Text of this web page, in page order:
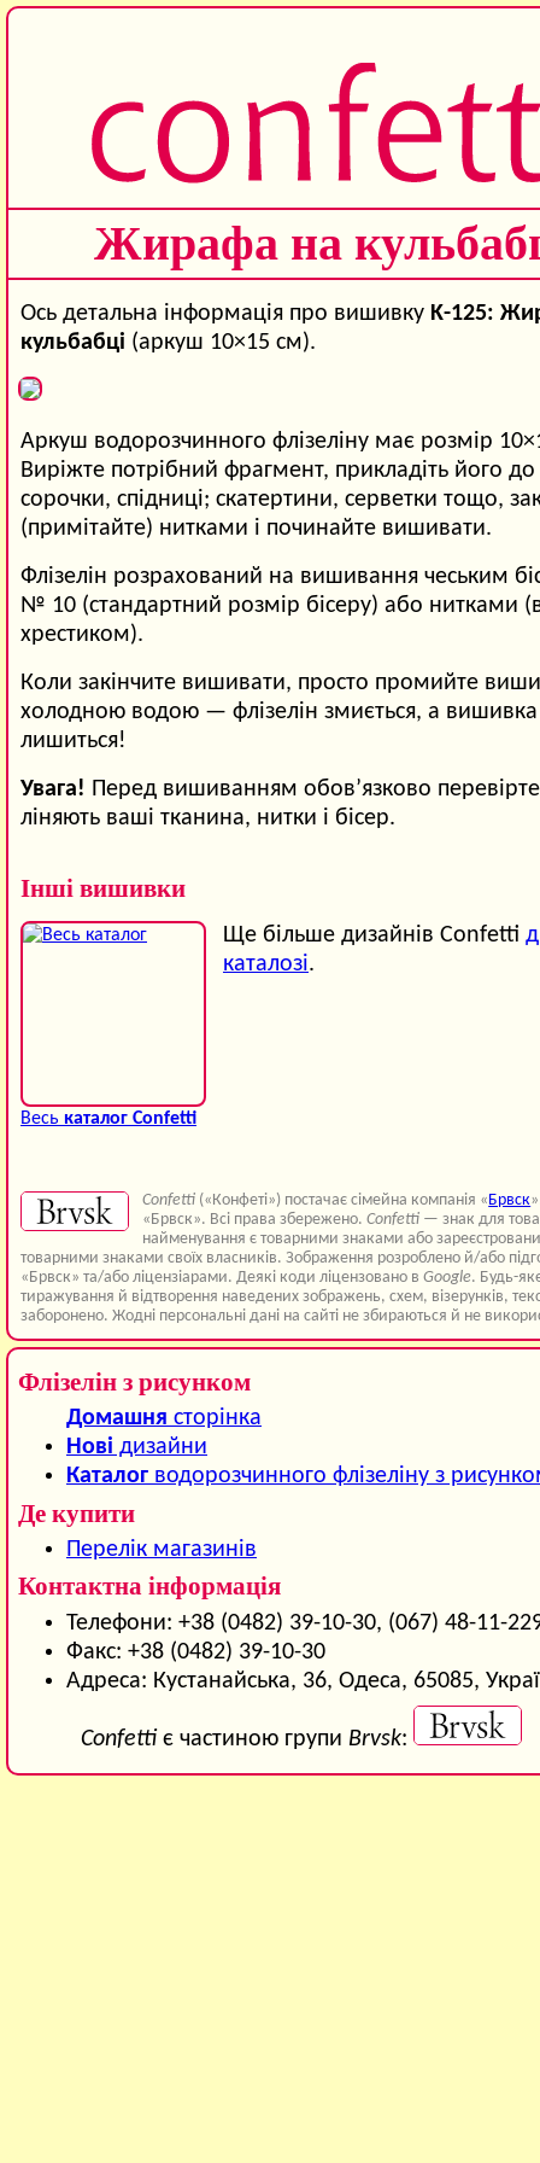
Жирафа на
Ось детальна інформація про вишивку K-125:
кульбабці (аркуш 10×15 см).
Аркуш водорозчинного флізеліну має розмір
Виріжте потрібний фрагмент, прикладіть його до
сорочки, спідниці; скатертини, серветки тощо,
(примітайте) нитками і починайте вишивати.
Флізелін розрахований на вишивання чеським
№ 10 (стандартний розмір бісеру) або нитками
хрестиком).
Коли закінчите вишивати, просто промийте
холодною водою — флізелін змиється, а вишивка
лишиться!
Увага! Перед вишиванням обов’язково
ліняють ваші тканина, нитки і бісер.
Інші вишивки
Весь каталог Confetti
Ще більше дизайнів Confetti
каталозі.
Confetti («Конфеті») постачає сімейна компанія « Брвск
«Брвск». Всі права збережено.Confetti — знак для
найменування є товарними знаками або
товарними знаками своїх власників. Зображення розроблено й/або
«Брвск» та/або ліцензіарами. Деякі коди ліцензовано в Google. Будь-
тиражування й відтворення наведених зображень, схем, візерунків,
заборонено. Жодні персональні дані на сайті не збираються й не
Флізелін з рисунком
Домашня сторінка
Нові дизайни
Каталог водорозчинного флізеліну з
Де купити
Перелік магазинів
Контактна інформація
Телефони: +38 (0482) 39-10-30, (067) 48-11-
Факс: +38 (0482) 39-10-30
Адреса: Кустанайська, 36, Одеса, 65085,
Confettiє частиною групи Brvsk: